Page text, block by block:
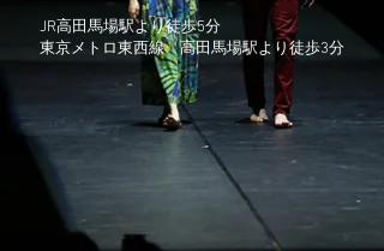
​ JR高田馬場駅より徒歩5分
​ 東京メトロ東西線 高田馬場駅より徒歩3分